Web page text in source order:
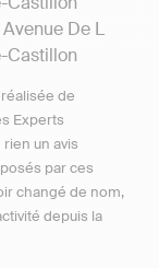
De L
Castillon
de
Experts
un avis
par ces
changé de nom,
depuis la